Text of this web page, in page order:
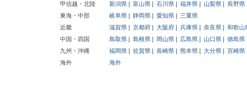
甲信越・北陸
新潟県 富山県 石川県 福井県 山梨県
長野県
東海・中部
岐阜県 静岡県 愛知県
三重県
近畿
滋賀県 京都府 大阪府 兵庫県 奈良県
和歌山
中国・四国
鳥取県 島根県 岡山県 広島県 山口県 徳島県
九州・沖縄
福岡県 佐賀県 長崎県 熊本県 大分県 宮崎県
海外
海外